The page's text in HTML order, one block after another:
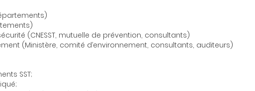
(CNESST, mutuelle de prévention, consultants)
(Ministère, comité d’environnement, consultants, auditeurs)
SST;